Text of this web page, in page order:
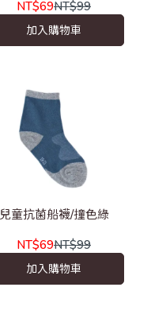
NT$69NT$99
加入購物車
兒童抗菌船襪/撞色綠
NT$69NT$99
加入購物車